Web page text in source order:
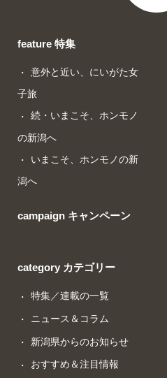
feature 特集
意外と近い、にいがた女
子旅
続・いまこそ、ホンモノ
の新潟へ
いまこそ、ホンモノの新
潟へ
campaign キャンペーン
category カテゴリー
特集／連載の一覧
ニュース＆コラム
新潟県からのお知らせ
おすすめ＆注目情報